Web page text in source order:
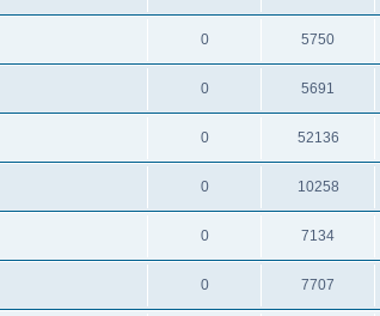
0 5750
0 5691
0 52136
0 10258
0 7134
0 7707